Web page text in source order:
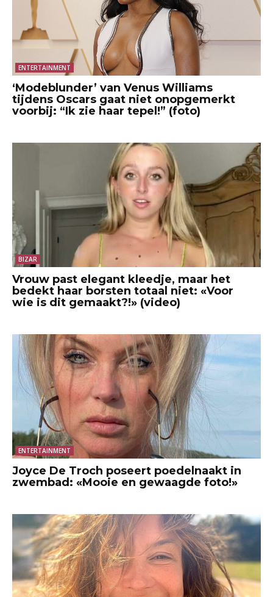
ENTERTAINMENT
‘Modeblunder’ van Venus Williams
tijdens Oscars gaat niet onopgemerkt
voorbij: “Ik zie haar tepel!” (foto)
BIZAR
Vrouw past elegant kleedje, maar het
bedekt haar borsten totaal niet: «Voor
wie is dit gemaakt?!» (video)
ENTERTAINMENT
Joyce De Troch poseert poedelnaakt in
zwembad: «Mooie en gewaagde foto!»